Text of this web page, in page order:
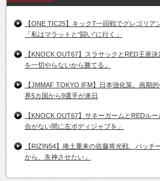
【ONE TIC25】キックT一回戦でグレゴリア
「私はマラットと“闘い”に行く」
【KNOCK OUT67】スラサックとRED王座
を一切やらないから勝てる」
【JMMAF TOKYO IFM】日本強化策。画期
界5カ国から9選手が来日
【KNOCK OUT67】サネーガームとREDル
合がない間に左ボディジャブを」
【RIZIN54】捲土重来の佐藤将光戦、パッ
から、失神させたい」